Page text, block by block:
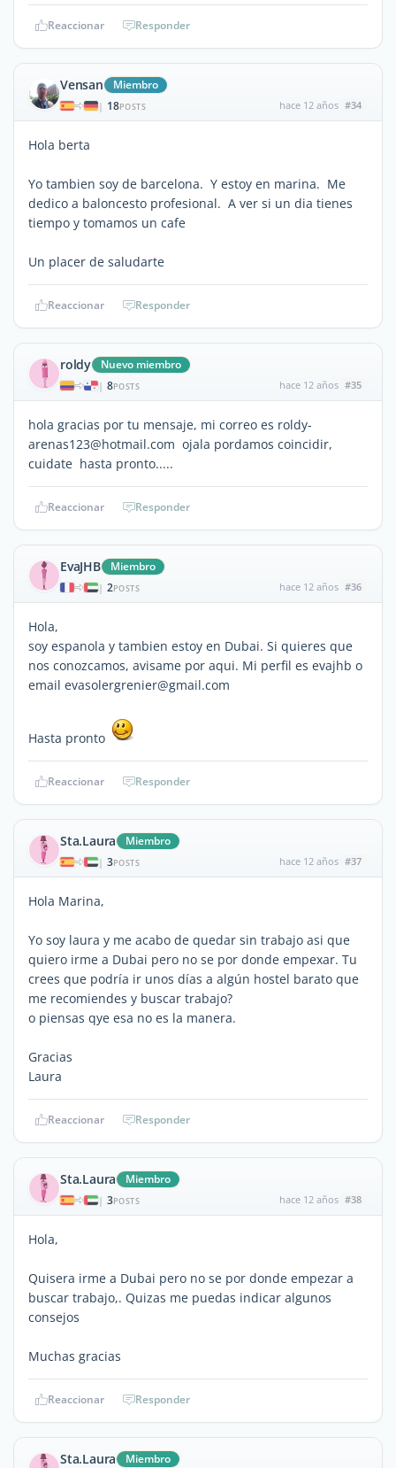
Reaccionar Responder
Vensan Miembro
| 18POSTS hace 12 años #34
Hola berta
Yo tambien soy de barcelona. Y estoy en marina. Me
dedico a baloncesto profesional. A ver si un dia tienes
tiempo y tomamos un cafe
Un placer de saludarte
Reaccionar Responder
roldy Nuevo miembro
| 8POSTS hace 12 años #35
hola gracias por tu mensaje, mi correo es roldy-
arenas123@hotmail.com ojala pordamos coincidir,
cuidate hasta pronto.....
Reaccionar Responder
EvaJHB Miembro
| 2POSTS hace 12 años #36
Hola,
soy espanola y tambien estoy en Dubai. Si quieres que
nos conozcamos, avisame por aqui. Mi perfil es evajhb o
email evasolergrenier@gmail.com
Hasta pronto
Reaccionar Responder
Sta.Laura Miembro
| 3POSTS hace 12 años #37
Hola Marina,
Yo soy laura y me acabo de quedar sin trabajo asi que
quiero irme a Dubai pero no se por donde empexar. Tu
crees que podría ir unos días a algún hostel barato que
me recomiendes y buscar trabajo?
o piensas qye esa no es la manera.
Gracias
Laura
Reaccionar Responder
Sta.Laura Miembro
| 3POSTS hace 12 años #38
Hola,
Quisera irme a Dubai pero no se por donde empezar a
buscar trabajo,. Quizas me puedas indicar algunos
consejos
Muchas gracias
Reaccionar Responder
Sta.Laura Miembro